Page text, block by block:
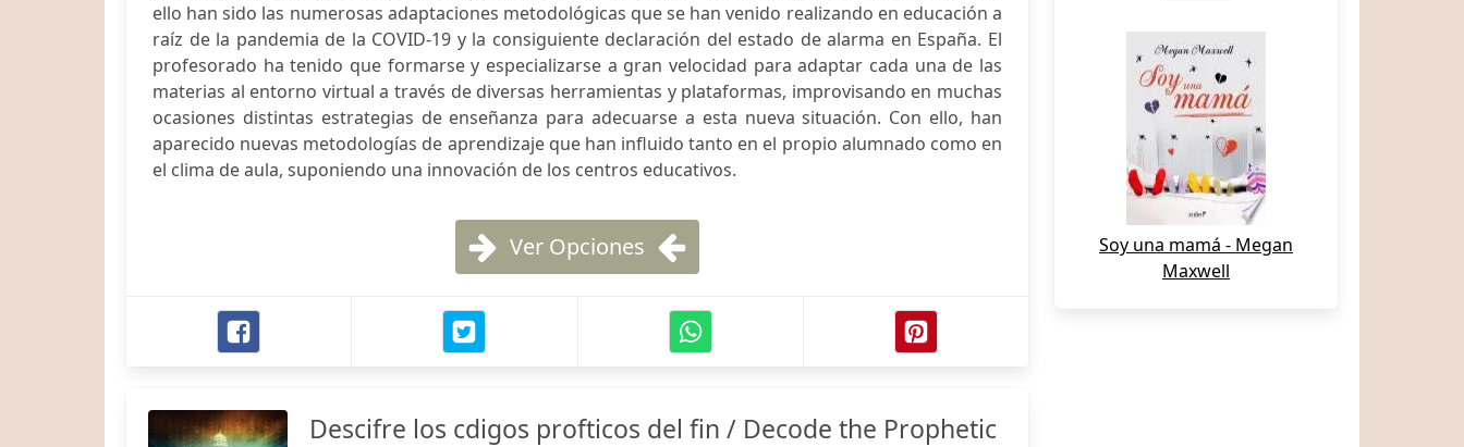
ello han sido las numerosas adaptaciones metodológicas que se han venido realizando en educación a
raíz de la pandemia de la COVID-19 y la consiguiente declaración del estado de alarma en España. El
profesorado ha tenido que formarse y especializarse a gran velocidad para adaptar cada una de las
materias al entorno virtual a través de diversas herramientas y plataformas, improvisando en muchas
ocasiones distintas estrategias de enseñanza para adecuarse a esta nueva situación. Con ello, han
aparecido nuevas metodologías de aprendizaje que han influido tanto en el propio alumnado como en
el clima de aula, suponiendo una innovación de los centros educativos.
Ver Opciones
Descifre los cdigos profticos del fin / Decode the Prophetic
Soy una mamá - Megan
Maxwell